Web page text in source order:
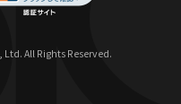
All Rights Reserved.